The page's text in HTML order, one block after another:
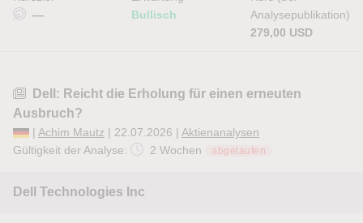
—
Bullisch
Analysepublikation)
279,00 USD
Dell: Reicht die Erholung für einen erneuten
Ausbruch?
| Achim Mautz | 22.07.2026 | Aktienanalysen
Gültigkeit der Analyse:
2 Wochen abgelaufen
Dell Technologies Inc